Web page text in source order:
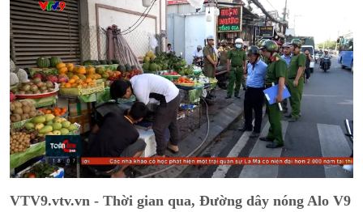
VTV9.vtv.vn - Thời gian qua, Đường dây nóng Alo V9